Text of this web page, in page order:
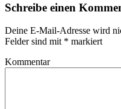
Schreibe einen
Deine E-Mail-Adresse wird
Felder sind mit * markiert
Kommentar